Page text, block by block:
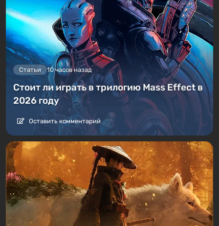
Статьи 10 часов назад
Стоит ли играть в трилогию Mass Effect в
2026 году
Оставить комментарий